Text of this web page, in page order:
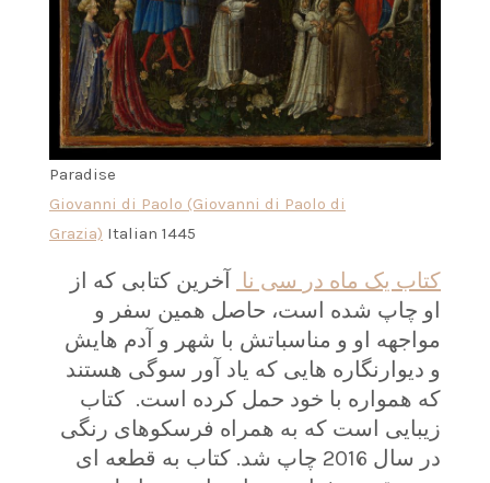
Paradise
Giovanni di Paolo (Giovanni di Paolo di
Grazia) Italian 1445
کتاب یک ماه در سی نا
آخرین کتابی که از
او چاپ شده است، حاصل همین سفر و
مواجهه او و مناسباتش با شهر و آدم هایش
و دیوارنگاره هایی که یاد آور سوگی هستند
که همواره با خود حمل کرده است. کتاب
زیبایی است که به همراه فرسکوهای رنگی
در سال 2016 چاپ شد. کتاب به قطعه ای